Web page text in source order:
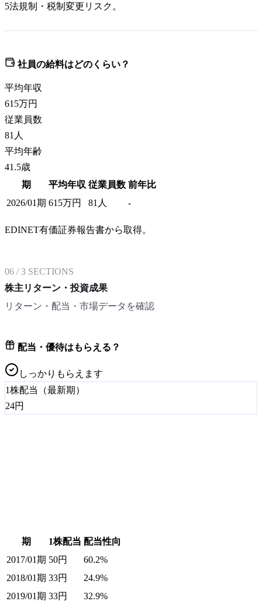
5法規制・税制変更リスク。
社員の給料はどのくらい？
平均年収
615万円
従業員数
81 人
平均年齢
41.5歳
期
平均年収 従業員数 前年比
2026/01期 615万円 81 人 -
EDINET有価証券報告書から取得。
06 /3 SECTIONS
株主リターン・投資成果
リターン・配当・市場データを確認
配当・優待はもらえる？
しっかりもらえます
1株配当（最新期）
24円
期 1株配当 配当性向
2017/01期 50円
60.2%
2018/01期 33円
24.9%
2019/01期 33円
32.9%